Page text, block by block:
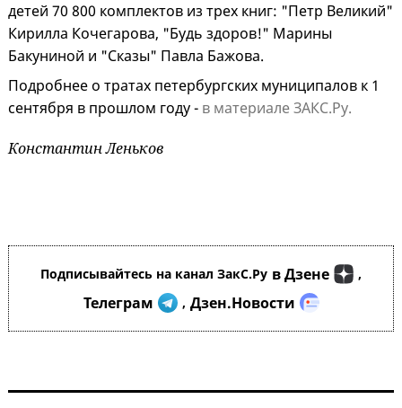
детей 70 800 комплектов из трех книг: "Петр Великий"
Кирилла Кочегарова, "Будь здоров!" Марины
Бакуниной и "Сказы" Павла Бажова.
Подробнее о тратах петербургских муниципалов к 1
сентября в прошлом году - в материале ЗАКС.Ру.
Константин Леньков
Подписывайтесь на канал ЗакС.Ру в Дзене ,
Телеграм , Дзен.Новости